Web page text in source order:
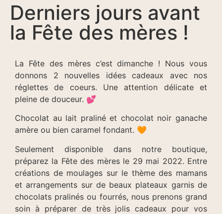
Derniers jours avant
la Fête des mères !
La Fête des mères c’est dimanche ! Nous vous
donnons 2 nouvelles idées cadeaux avec nos
réglettes de coeurs. Une attention délicate et
pleine de douceur. 💕
Chocolat au lait praliné et chocolat noir ganache
amère ou bien caramel fondant. 🧡
Seulement disponible dans notre boutique,
préparez la Fête des mères le 29 mai 2022. Entre
créations de moulages sur le thème des mamans
et arrangements sur de beaux plateaux garnis de
chocolats pralinés ou fourrés, nous prenons grand
soin à préparer de très jolis cadeaux pour vos